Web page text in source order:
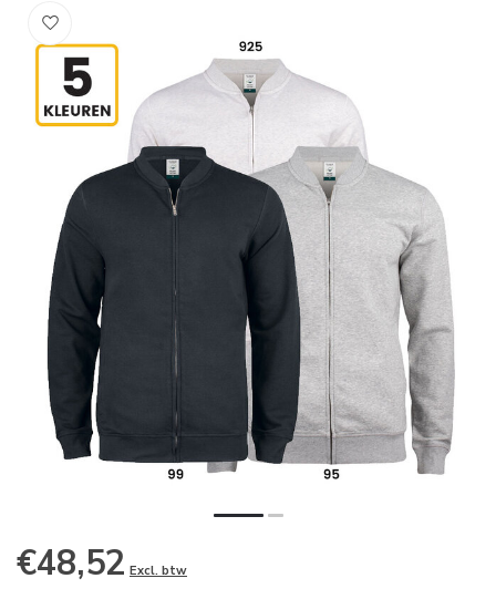
€48,52 Excl. btw